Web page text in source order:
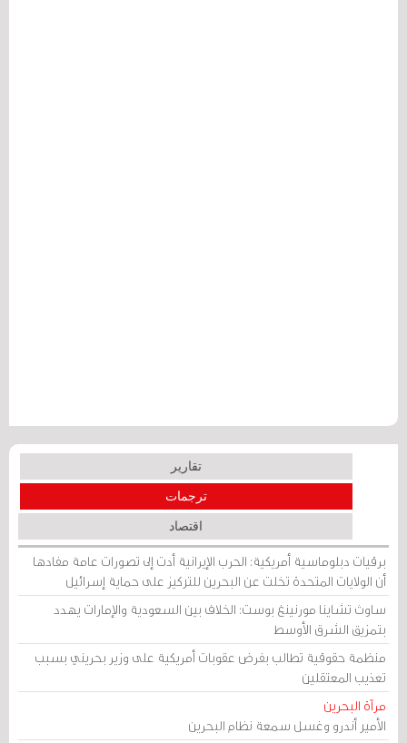
تقارير
ترجمات
اقتصاد
برقيات دبلوماسية أمريكية: الحرب الإيرانية أدت إلى تصورات عامة مفادها
أن الولايات المتحدة تخلت عن البحرين للتركيز على حماية إسرائيل
ساوث تشاينا مورنينغ بوست: الخلاف بين السعودية والإمارات يهدد
بتمزيق الشرق الأوسط
منظمة حقوقية تطالب بفرض عقوبات أمريكية على وزير بحريني بسبب
تعذيب المعتقلين
مرآة البحرين
الأمير أندرو وغسل سمعة نظام البحرين